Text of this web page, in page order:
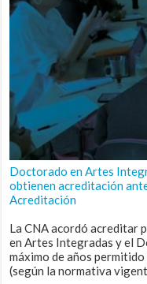
Doctorado en Artes
obtienen acreditación
Acreditación
La CNA acordó acreditar
en Artes Integradas y el
máximo de años
(según la normativa